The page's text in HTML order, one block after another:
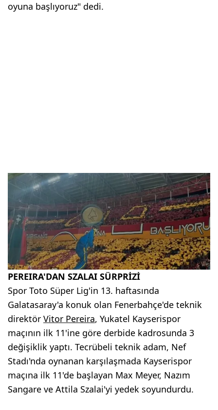
oyuna başlıyoruz" dedi.
PEREIRA'DAN SZALAI SÜRPRİZİ
Spor Toto Süper Lig'in 13. haftasında
Galatasaray'a konuk olan Fenerbahçe'de teknik
direktör Vitor Pereira, Yukatel Kayserispor
maçının ilk 11'ine göre derbide kadrosunda 3
değişiklik yaptı. Tecrübeli teknik adam, Nef
Stadı'nda oynanan karşılaşmada Kayserispor
maçına ilk 11'de başlayan Max Meyer, Nazım
Sangare ve Attila Szalai'yi yedek soyundurdu.